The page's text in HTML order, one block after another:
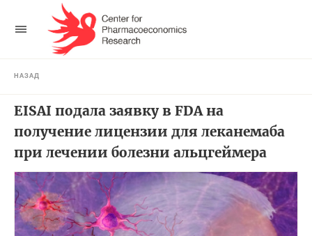
НАЗАД
EISAI подала заявку в FDA на
получение лицензии для леканемаба
при лечении болезни альцгеймера